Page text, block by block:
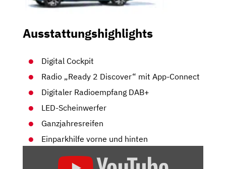
Ausstattungshighlights
Digital Cockpit
Radio „Ready 2 Discover“ mit App-Connect
Digitaler Radioempfang DAB+
LED-Scheinwerfer
Ganzjahresreifen
Einparkhilfe vorne und hinten
VOLKSWAGEN